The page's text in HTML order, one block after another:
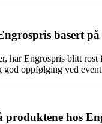
basert
har Engrospris blitt rost
oppfølging ved
produktene hos